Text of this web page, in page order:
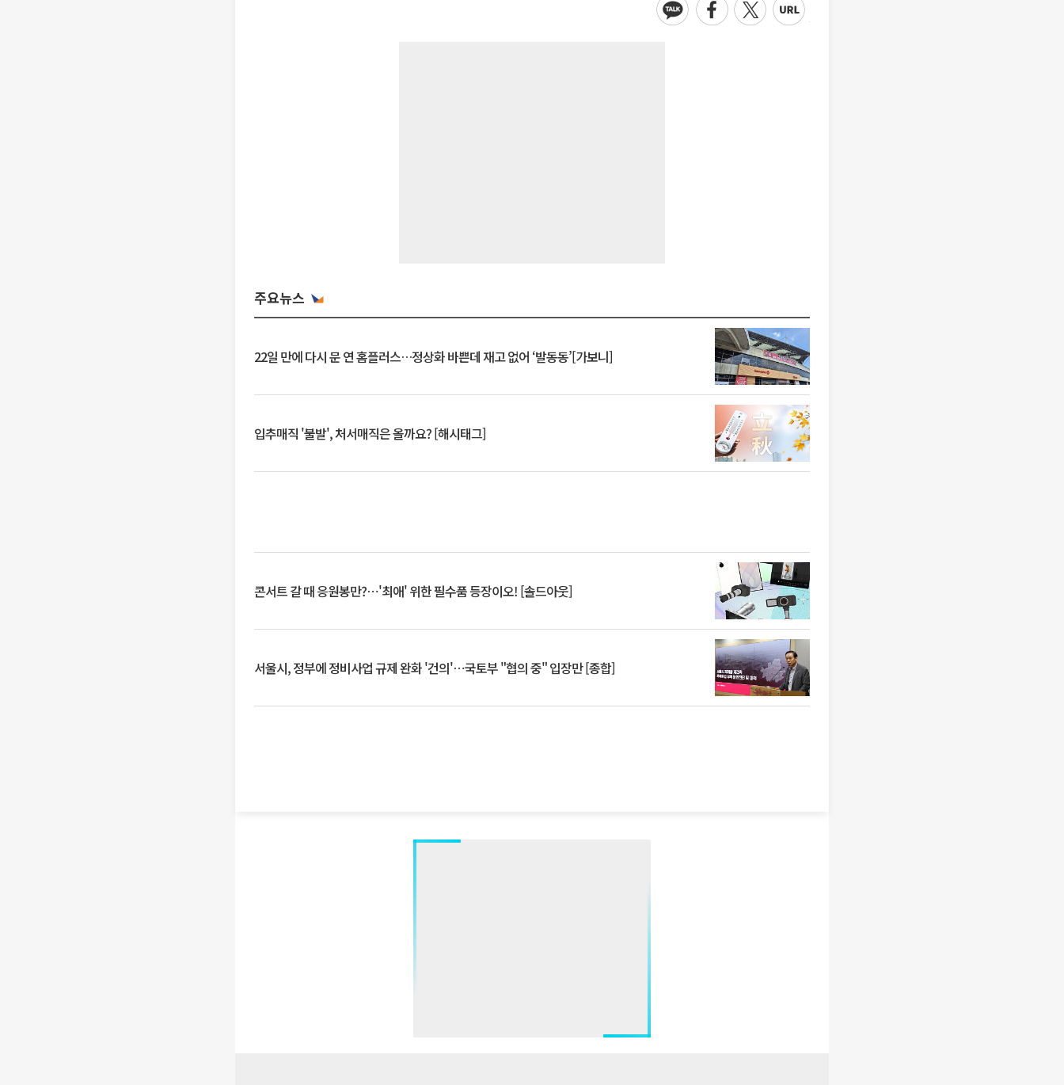
주요뉴스
22일 만에 다시 문 연 홈플러스…정상화 바쁜데 재고 없어 ‘발동동’[가보니]
입추매직 '불발', 처서매직은 올까요? [해시태그]
콘서트 갈 때 응원봉만?⋯'최애' 위한 필수품 등장이오! [솔드아웃]
서울시, 정부에 정비사업 규제 완화 '건의'⋯국토부 "협의 중" 입장만 [종합]